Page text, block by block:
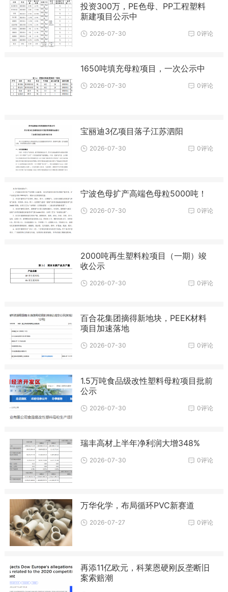
投资300万，PE色母、PP工程塑料
新建项目公示中
0评论
2026-07-30
1650吨填充母粒项目，一次公示中
0评论
2026-07-30
宝丽迪3亿项目落子江苏泗阳
0评论
2026-07-30
宁波色母扩产高端色母粒5000吨！
0评论
2026-07-30
2000吨再生塑料粒项目（一期）竣
收公示
0评论
2026-07-30
百合花集团摘得新地块，PEEK材料
项目加速落地
0评论
2026-07-30
1.5万吨食品级改性塑料母粒项目批前
公示
0评论
2026-07-30
瑞丰高材上半年净利润大增348%
0评论
2026-07-30
万华化学，布局循环PVC新赛道
0评论
2026-07-27
再添11亿欧元，科莱恩硬刚反垄断旧
案索赔潮